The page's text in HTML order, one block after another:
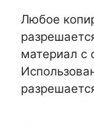
Любое
материал с